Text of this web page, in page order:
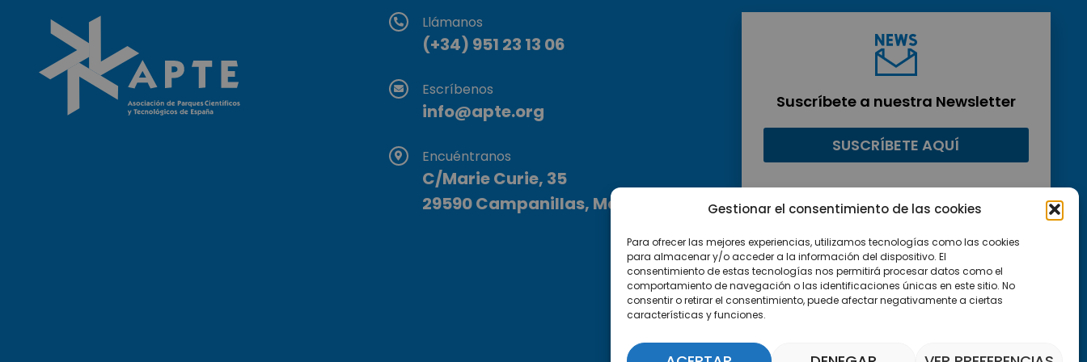
Gestionar el consentimiento de las cookies
Para ofrecer las mejores experiencias, utilizamos tecnologías como las cookies
para almacenar y/o acceder a la información del dispositivo. El
consentimiento de estas tecnologías nos permitirá procesar datos como el
comportamiento de navegación o las identificaciones únicas en este sitio. No
consentir o retirar el consentimiento, puede afectar negativamente a ciertas
características y funciones.
Llámanos
(+34) 951 23 13 06
Escríbenos
info@apte.org
Encuéntranos
C/Marie Curie, 35
29590 Campanillas, Málaga
Suscríbete a nuestra Newsletter
SUSCRÍBETE AQUÍ